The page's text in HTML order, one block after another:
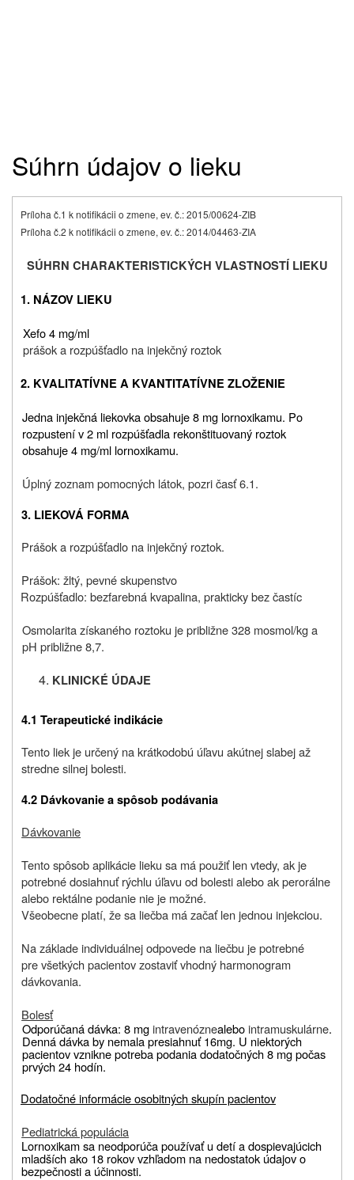
Súhrn údajov o lieku
Príloha č.1 k notifikácii o zmene, ev. č.: 2015/00624-ZIB
Príloha č.2 k notifikácii o zmene, ev. č.: 2014/04463-ZIA
SÚHRN CHARAKTERISTICKÝCH VLASTNOSTÍ LIEKU
1. NÁZOV LIEKU
Xefo 4 mg/ml
prášok a rozpúšťadlo na injekčný roztok
2. KVALITATÍVNE A KVANTITATÍVNE ZLOŽENIE
Jedna injekčná liekovka obsahuje 8 mg lornoxikamu. Po
rozpustení v 2 ml rozpúšťadla rekonštituovaný roztok
obsahuje 4 mg/ml lornoxikamu.
Úplný zoznam pomocných látok, pozri časť 6.1.
3. LIEKOVÁ FORMA
Prášok a rozpúšťadlo na injekčný roztok.
Prášok: žltý, pevné skupenstvo
Rozpúšťadlo: bezfarebná kvapalina, prakticky bez častíc
Osmolarita získaného roztoku je približne 328 mosmol/kg a
pH približne 8,7.
KLINICKÉ ÚDAJE
4.1 Terapeutické indikácie
Tento liek je určený na krátkodobú úľavu akútnej slabej až
stredne silnej bolesti.
4.2 Dávkovanie a spôsob podávania
Dávkovanie
Tento spôsob aplikácie lieku sa má použiť len vtedy, ak je
potrebné dosiahnuť rýchlu úľavu od bolesti alebo ak perorálne
alebo rektálne podanie nie je možné.
Všeobecne platí, že sa liečba má začať len jednou injekciou.
Na základe individuálnej odpovede na liečbu je potrebné
pre všetkých pacientov zostaviť vhodný harmonogram
dávkovania.
Bolesť
Odporúčaná dávka: 8 mgintravenóznealebointramuskulárne.
Denná dávka by nemala presiahnuť 16mg. U niektorých
pacientov vznikne potreba podania dodatočných 8 mg počas
prvých 24 hodín.
Dodatočné informácie osobitných skupín pacientov
Pediatrická populácia
Lornoxikam sa neodporúča používať u detí a dospievajúcich
mladších ako 18 rokovvzhľadom na nedostatok údajov o
bezpečnosti a účinnosti.